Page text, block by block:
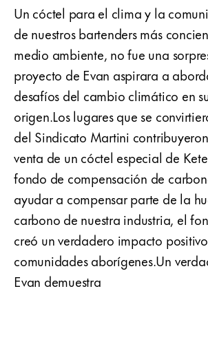
Un cóctel para el clima y la
de nuestros bartenders más
medio ambiente, no fue una
proyecto de Evan aspirara a
desafíos del cambio climático en
origen.Los lugares que se
del Sindicato Martini
venta de un cóctel especial de
fondo de compensación de
ayudar a compensar parte de la
carbono de nuestra industria, el
creó un verdadero impacto
comunidades aborígenes.Un
Evan demuestra